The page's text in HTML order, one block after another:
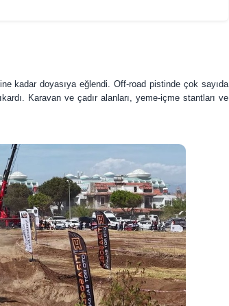
kadar doyasıya eğlendi. Off-road pistinde çok sayıda
Karavan ve çadır alanları, yeme-içme stantları ve